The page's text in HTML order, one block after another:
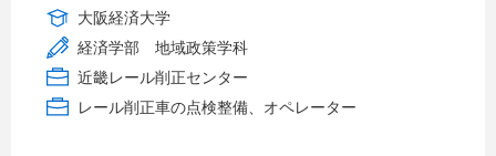
大阪経済大学
経済学部 地域政策学科
近畿レール削正センター
レール削正車の点検整備、オペレーター